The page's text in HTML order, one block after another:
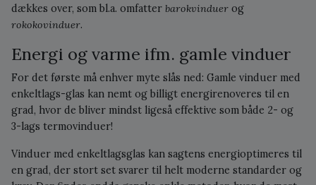
dækkes over, som bl.a. omfatter barokvinduer og
rokokovinduer.
Energi og varme ifm. gamle vinduer
For det første må enhver myte slås ned: Gamle vinduer med
enkeltlags-glas kan nemt og billigt energirenoveres til en
grad, hvor de bliver mindst ligeså effektive som både 2- og
3-lags termovinduer!
Vinduer med enkeltlagsglas kan sagtens energioptimeres til
en grad, der stort set svarer til helt moderne standarder og